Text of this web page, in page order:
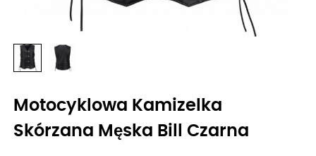
Motocyklowa Kamizelka
Skórzana Męska Bill Czarna